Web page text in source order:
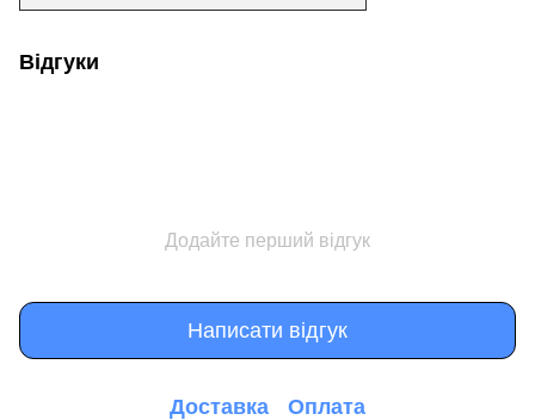
Відгуки
Додайте перший відгук
Написати відгук
Доставка Оплата